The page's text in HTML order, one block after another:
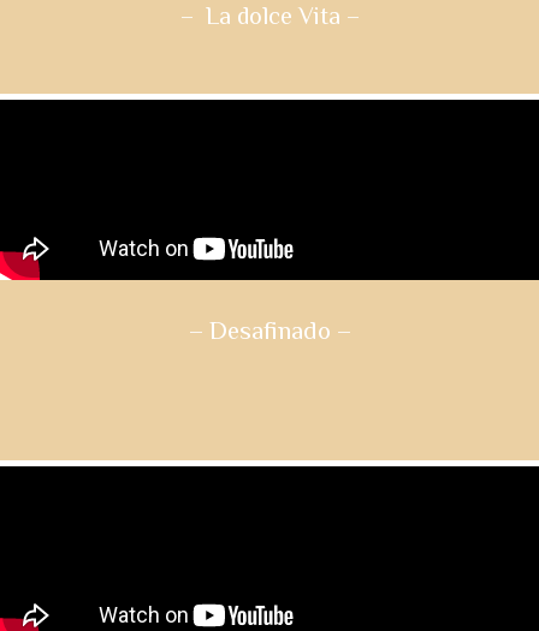
– La dolce Vita –
– Desafinado –